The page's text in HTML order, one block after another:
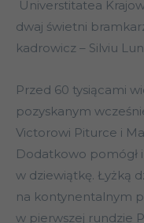
Universtitatea
dwaj świetni
kadrowicz – Silviu
Przed 60 tysiącami
pozyskanym
Victorowi Piturce i
Dodatkowo pomógł
w dziewiątkę. Łyżką
na kontynentalnym
w pierwszej rundzie